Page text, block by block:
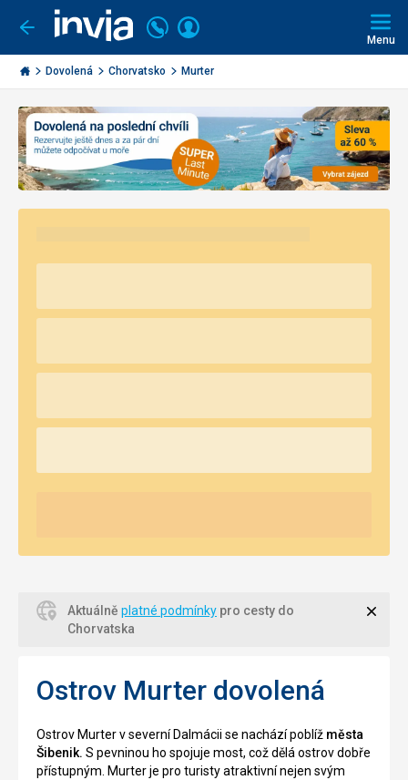
Jít
zpět
Invia.cz
Volejte
226
000
290
Přihlásit
Menu
Dovolená Chorvatsko Murter
Aktuálně platné podmínky pro cesty do
Chorvatska
Ostrov Murter dovolená
Ostrov Murter v severní Dalmácii se nachází poblíž města
Šibenik. S pevninou ho spojuje most, což dělá ostrov dobře
přístupným. Murter je pro turisty atraktivní nejen svým